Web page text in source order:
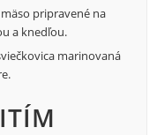
pripravené na
a knedľou.
marinovaná